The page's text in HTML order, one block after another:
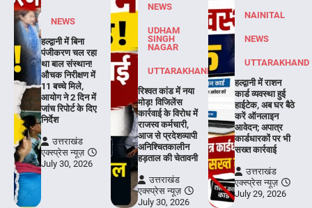
NEWS
हल्द्वानी में बिना
पंजीकरण चल रहा
था बाल संस्थान!
औचक निरीक्षण में
11 बच्चे मिले,
आयोग ने 2 दिन में
जांच रिपोर्ट के दिए
निर्देश
उत्तराखंड
एक्स्प्रेस न्यूज़
July 30, 2026
NEWS
UDHAM
SINGH
NAGAR
UTTARAKHAND
रिश्वत कांड में नया
मोड़! विजिलेंस
कार्रवाई के विरोध में
राजस्व कर्मचारी,
आज से प्रदेशव्यापी
अनिश्चितकालीन
हड़ताल की चेतावनी
उत्तराखंड
एक्स्प्रेस न्यूज़
July 30, 2026
NAINITAL
NEWS
UTTARAKHAND
हल्द्वानी में राशन
कार्ड व्यवस्था हुई
हाईटेक, अब घर बैठे
करें ऑनलाइन
आवेदन; अपात्र
कार्डधारकों पर भी
सख्त कार्रवाई
उत्तराखंड
एक्स्प्रेस न्यूज़
July 29, 2026